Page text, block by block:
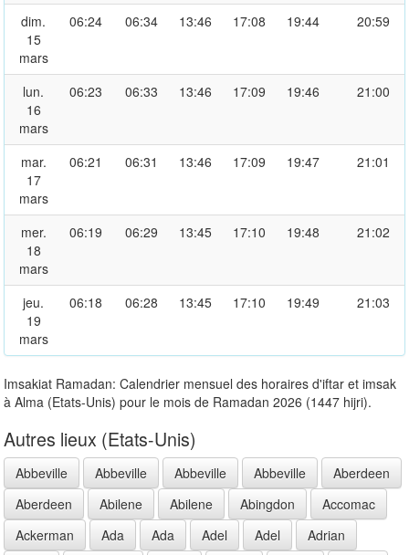
dim.
15
mars
06:24 06:34 13:46 17:08 19:44 20:59
lun.
16
mars
06:23 06:33 13:46 17:09 19:46 21:00
mar.
17
mars
06:21 06:31 13:46 17:09 19:47 21:01
mer.
18
mars
06:19 06:29 13:45 17:10 19:48 21:02
jeu.
19
mars
06:18 06:28 13:45 17:10 19:49 21:03
Imsakiat Ramadan: Calendrier mensuel des horaires d'iftar et imsak
à Alma (Etats-Unis) pour le mois de Ramadan 2026 (1447 hijri).
Autres lieux (Etats-Unis)
Abbeville Abbeville Abbeville Abbeville
Aberdeen
Aberdeen
Abilene Abilene Abingdon
Accomac
Ackerman
Ada Ada Adel Adel
Adrian